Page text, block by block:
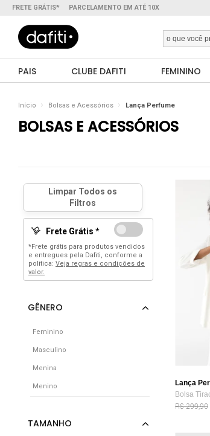
FRETE GRÁTIS* PARCELAMENTO EM ATÉ 10X
PAIS CLUBE DAFITI FEMININO
Início Bolsas e Acessórios Lança Perfume
BOLSAS E ACESSÓRIOS
Frete Grátis *
*Frete grátis para produtos vendidos
e entregues pela Dafiti, conforme a
política: Veja regras e condições de
valor.
Feminino
Masculino
Menina
Menino
Lança
R$ 299,90